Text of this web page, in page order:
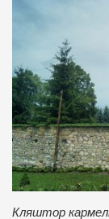
Кляштор